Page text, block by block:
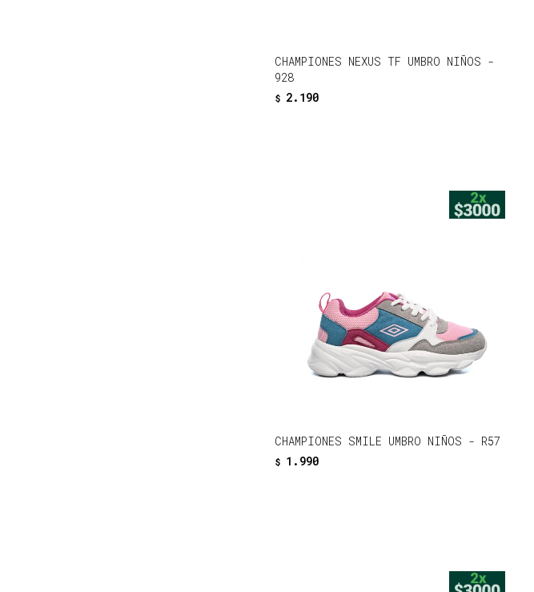
CHAMPIONES NEXUS TF UMBRO NIÑOS -
928
$ 2.190
CHAMPIONES SMILE UMBRO NIÑOS - R57
$ 1.990